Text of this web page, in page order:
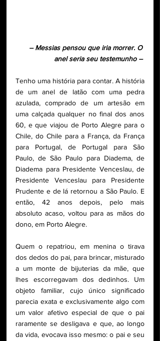
– Messias pensou que iria morrer. O
anel seria seu testemunho –
Tenho uma história para contar. A história
de um anel de latão com uma pedra
azulada, comprado de um artesão em
uma calçada qualquer no final dos anos
60, e que viajou de Porto Alegre para o
Chile, do Chile para a França, da França
para Portugal, de Portugal para São
Paulo, de São Paulo para Diadema, de
Diadema para Presidente Venceslau, de
Presidente Venceslau para Presidente
Prudente e de lá retornou a São Paulo. E
então, 42 anos depois, pelo mais
absoluto acaso, voltou para as mãos do
dono, em Porto Alegre.
Quem o repatriou, em menina o tirava
dos dedos do pai, para brincar, misturado
a um monte de bijuterias da mãe, que
lhes escorregavam dos dedinhos. Um
objeto familiar, cujo único significado
parecia exata e exclusivamente algo com
um valor afetivo especial de que o pai
raramente se desligava e que, ao longo
da vida, evocava isso mesmo: o pai e seu